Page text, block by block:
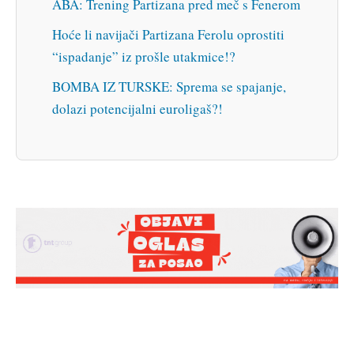
ABA: Trening Partizana pred meč s Fenerom
Hoće li navijači Partizana Ferolu oprostiti
“ispadanje” iz prošle utakmice!?
BOMBA IZ TURSKE: Sprema se spajanje,
dolazi potencijalni euroligaš?!